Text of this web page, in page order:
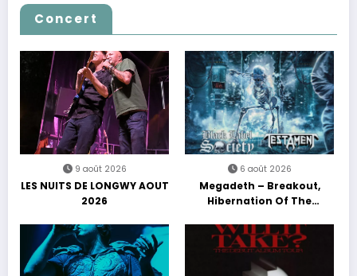
Concert
9 août 2026
LES NUITS DE LONGWY AOUT
2026
6 août 2026
Megadeth – Breakout,
Hibernation Of The